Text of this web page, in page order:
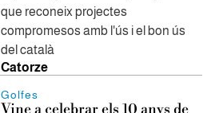
que reconeix projectes
compromesos amb l'ús i el bon ús
del català
Catorze
Golfes